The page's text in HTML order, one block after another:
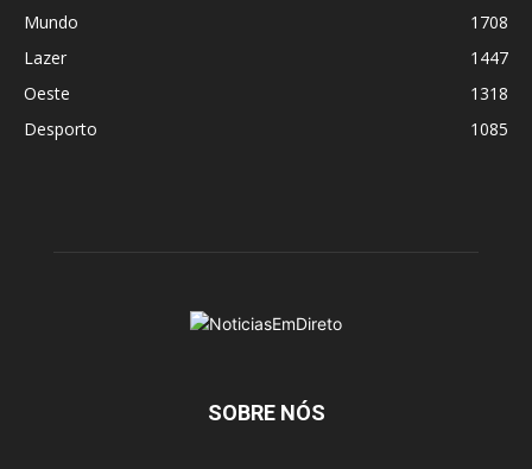
Mundo
1708
Lazer
1447
Oeste
1318
Desporto
1085
SOBRE NÓS